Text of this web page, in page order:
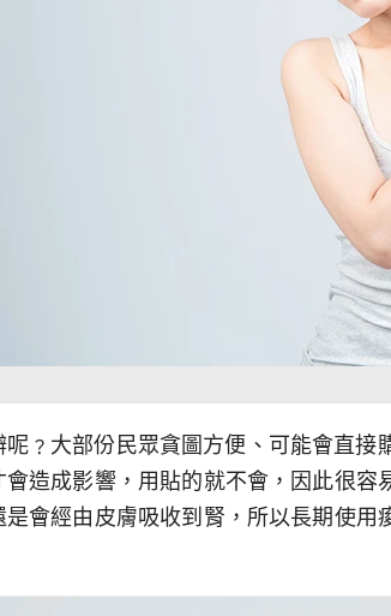
﹖大部份民眾貪圖方便、可能會直
造成影響，用貼的就不會，因此很
會經由皮膚吸收到腎，所以長期使